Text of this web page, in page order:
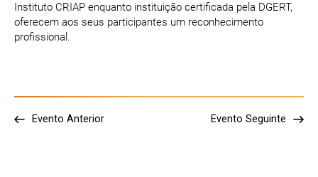
Instituto CRIAP enquanto instituição certificada pela DGERT,
oferecem aos seus participantes um reconhecimento
profissional.
Evento Anterior Evento Seguinte